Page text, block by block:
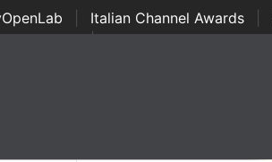
Italian Channel Awards
Awards | ...